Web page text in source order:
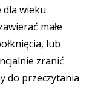
wieku
małe
lub
zranić
do przeczytania